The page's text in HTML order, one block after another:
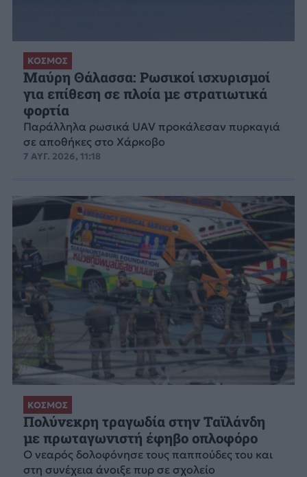
ΚΟΣΜΟΣ
Μαύρη Θάλασσα: Ρωσικοί ισχυρισμοί
για επίθεση σε πλοία με στρατιωτικά
φορτία
Παράλληλα ρωσικά UAV προκάλεσαν πυρκαγιά
σε αποθήκες στο Χάρκοβο
7 ΑΥΓ. 2026, 11:18
ΚΟΣΜΟΣ
Πολύνεκρη τραγωδία στην Ταϊλάνδη
με πρωταγωνιστή έφηβο οπλοφόρο
Ο νεαρός δολοφόνησε τους παππούδες του και
στη συνέχεια άνοιξε πυρ σε σχολείο